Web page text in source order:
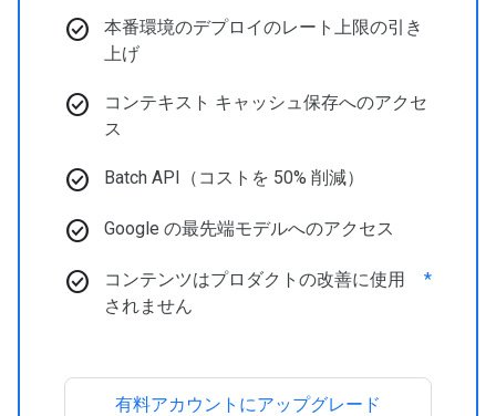
check_circle
本番環境のデプロイのレート上限の引き
上げ
check_circle
コンテキスト キャッシュ保存へのアクセ
ス
check_circle Batch API（コストを 50% 削減）
check_circle Google の最先端モデルへのアクセス
check_circle
コンテンツはプロダクトの改善に使用
されません
*
有料アカウントにアップグレード